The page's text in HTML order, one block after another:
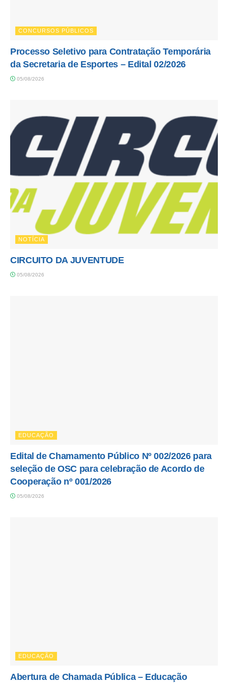
CONCURSOS PÚBLICOS
Processo Seletivo para Contratação Temporária
da Secretaria de Esportes – Edital 02/2026
05/08/2026
NOTÍCIA
CIRCUITO DA JUVENTUDE
05/08/2026
EDUCAÇÃO
Edital de Chamamento Público Nº 002/2026 para
seleção de OSC para celebração de Acordo de
Cooperação nº 001/2026
05/08/2026
EDUCAÇÃO
Abertura de Chamada Pública – Educação